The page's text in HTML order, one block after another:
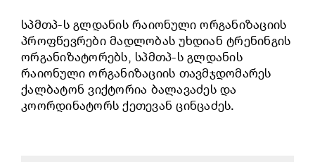
სპმთპ-ს გლდანის რაიონული ორგანიზაციის
პროფწევრები მადლობას უხდიან ტრენინგის
ორგანიზატორებს, სპმთპ-ს გლდანის
რაიონული ორგანიზაციის თავმჯდომარეს
ქალბატონ ვიქტორია ბალავაძეს და
კოორდინატორს ქეთევან ცინცაძეს.